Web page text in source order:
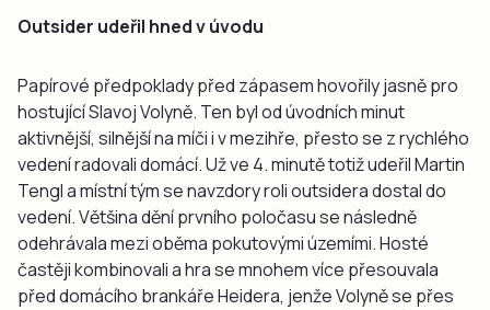
Outsider udeřil hned v úvodu
Papírové předpoklady před zápasem hovořily jasně pro
hostující Slavoj Volyně. Ten byl od úvodních minut
aktivnější, silnější na míči i v mezihře, přesto se z rychlého
vedení radovali domácí. Už ve 4. minutě totiž udeřil Martin
Tengl a místní tým se navzdory roli outsidera dostal do
vedení. Většina dění prvního poločasu se následně
odehrávala mezi oběma pokutovými územími. Hosté
častěji kombinovali a hra se mnohem více přesouvala
před domácího brankáře Heidera, jenže Volyně se přes